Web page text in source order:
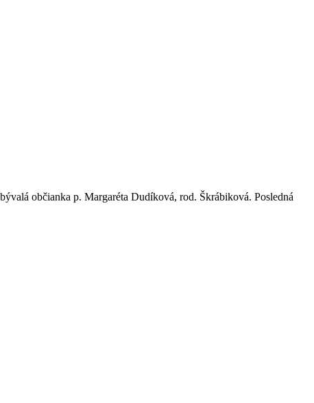
občianka p. Margaréta Dudíková, rod. Škrábiková. Posledná